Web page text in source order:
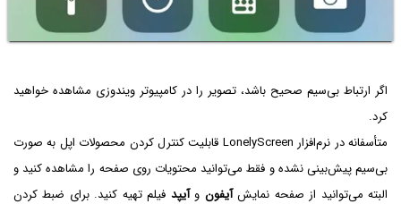
اگر ارتباط بی‌سیم صحیح باشد، تصویر را در کامپیوتر ویندوزی مشاهده خواهید
کرد.
متأسفانه در نرم‌افزار LonelyScreen قابلیت کنترل کردن محصولات اپل به صورت
بی‌سیم پیش‌بینی نشده و فقط می‌توانید محتویات روی صفحه را مشاهده کنید و
البته می‌توانید از صفحه نمایشآیفون وآیپد فیلم تهیه کنید. برای ضبط کردن